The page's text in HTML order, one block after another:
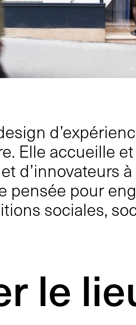
Elle accueille
d’innovateurs
pensée pour
sociales,
le